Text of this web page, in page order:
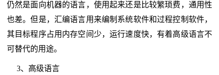
仍然是面向机器的语言，使用起来还是比较繁琐费，通用性
也差。但是，汇编语言用来编制系统软件和过程控制软件，
其目标程序占用内存空间少，运行速度快，有着高级语言不
可替代的用途。
3、高级语言